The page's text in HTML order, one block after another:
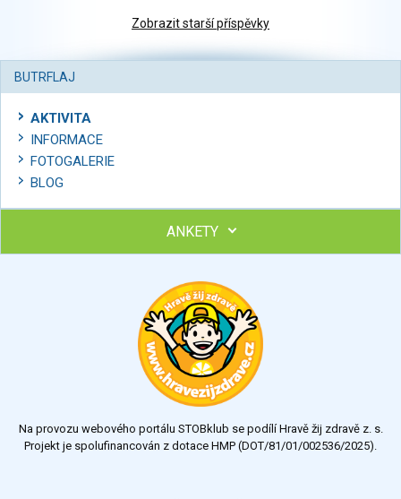
Zobrazit starší příspěvky
BUTRFLAJ
AKTIVITA
INFORMACE
FOTOGALERIE
BLOG
ANKETY
Výsledky Všechny ankety
Na provozu webového portálu STOBklub se podílí Hravě žij zdravě z. s.
Projekt je spolufinancován z dotace HMP (DOT/81/01/002536/2025).